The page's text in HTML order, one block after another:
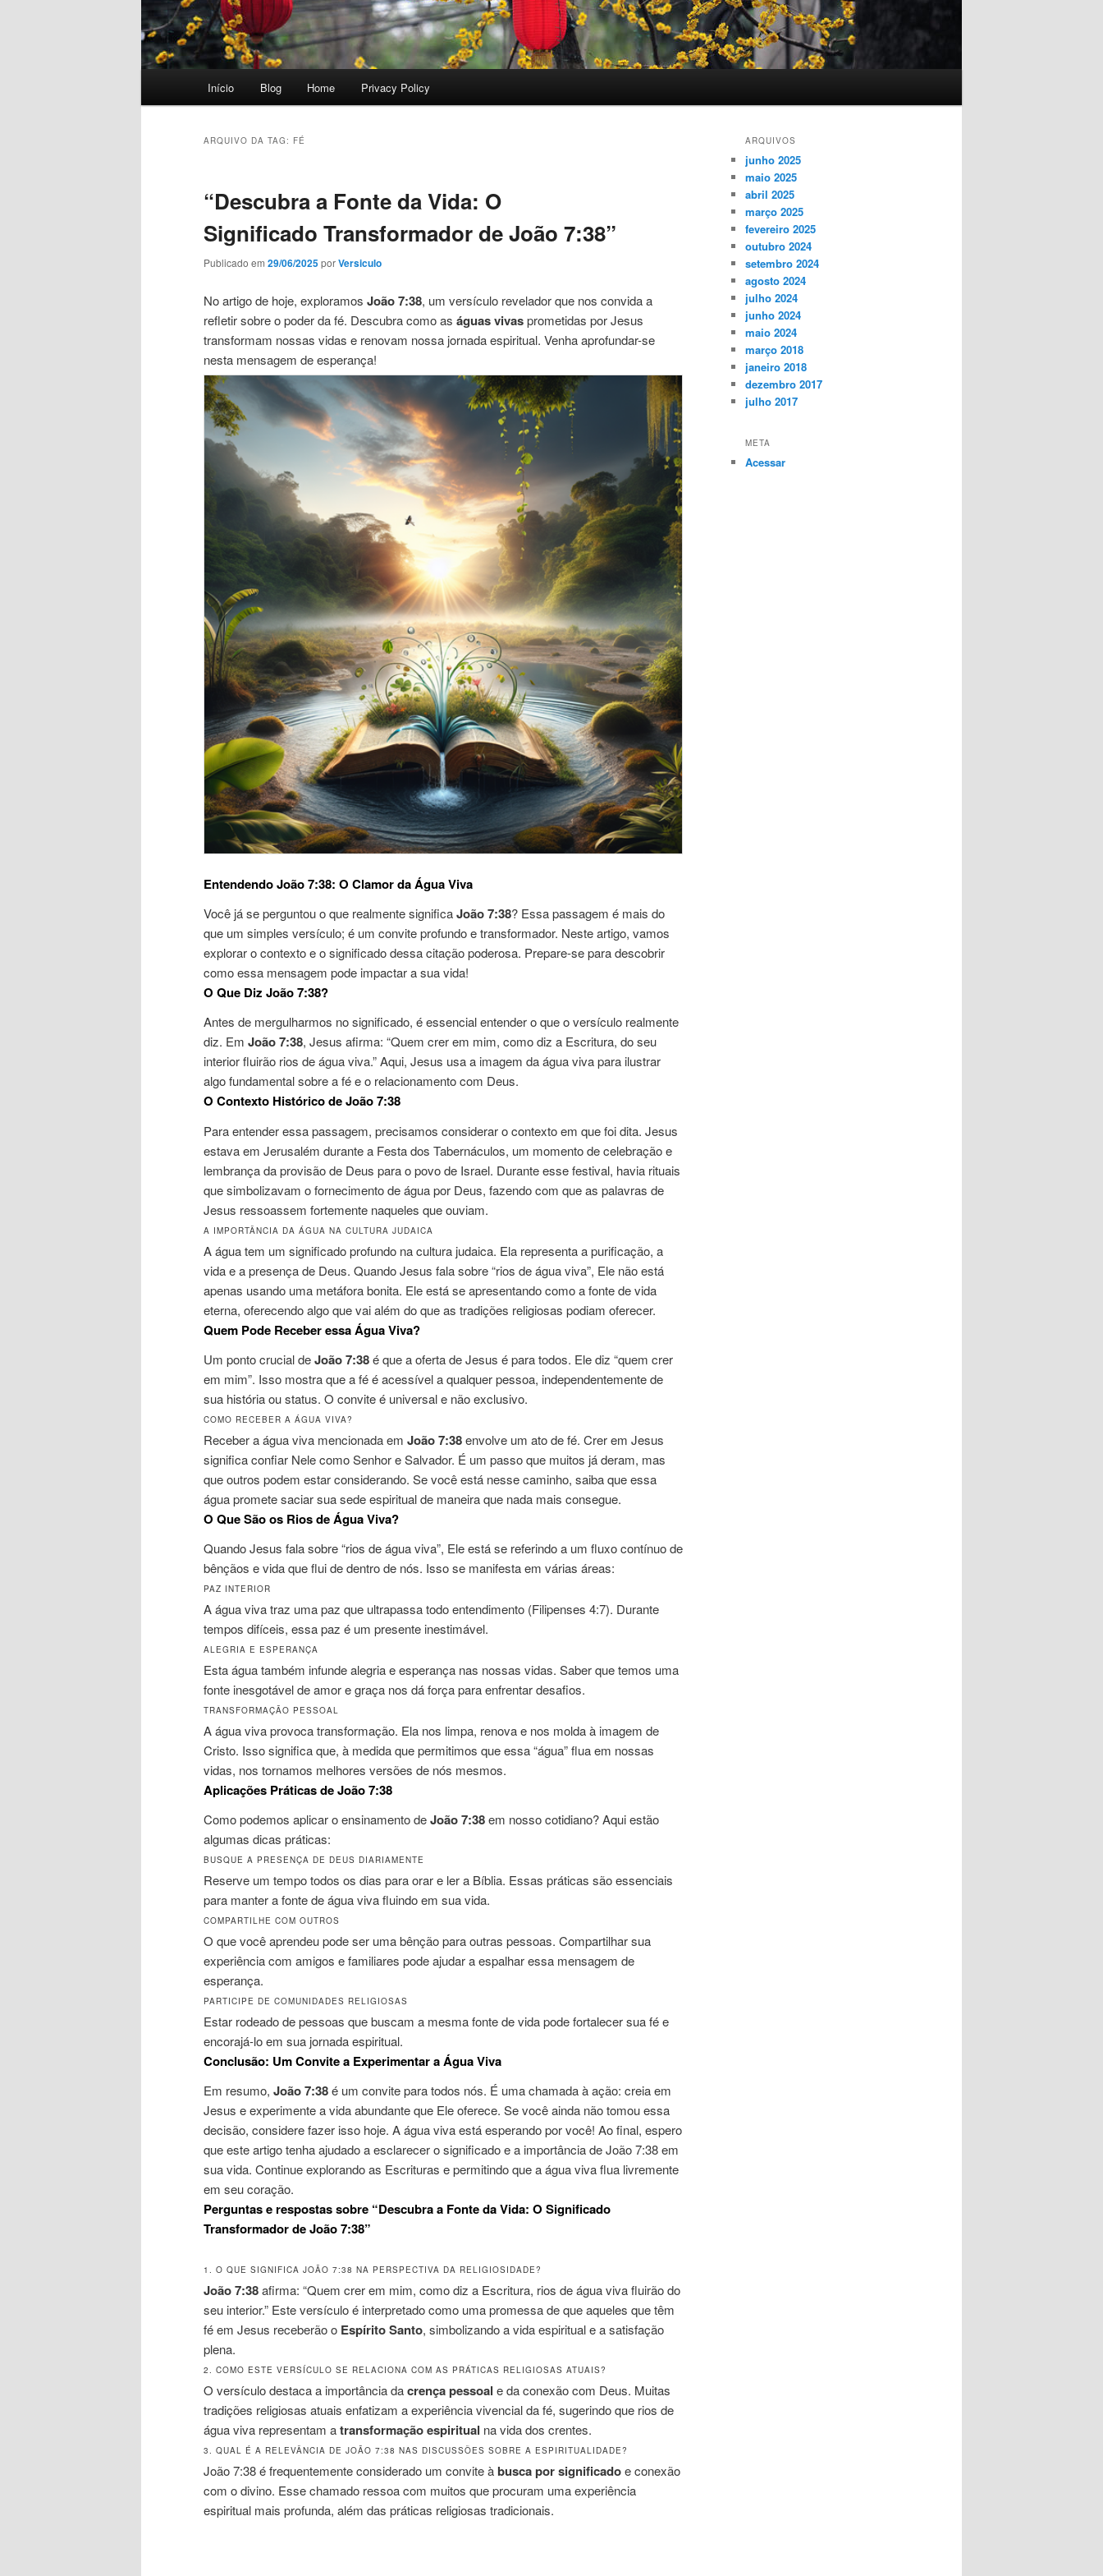
Início Blog Home Privacy Policy
ARQUIVO DA TAG: FÉ
“Descubra a Fonte da Vida: O
Significado Transformador de João 7:38”
Publicado em 29/06/2025porVersiculo
No artigo de hoje, exploramos João 7:38, um versículo revelador que nos convida a
refletir sobre o poder da fé. Descubra como as águas vivasprometidas por Jesus
transformam nossas vidas e renovam nossa jornada espiritual. Venha aprofundar-se
nesta mensagem de esperança!
Entendendo João 7:38: O Clamor da Água Viva
Você já se perguntou o que realmente significaJoão 7:38? Essa passagem é mais do
que um simples versículo; é um convite profundo e transformador. Neste artigo, vamos
explorar o contexto e o significado dessa citação poderosa. Prepare-se para descobrir
como essa mensagem pode impactar a sua vida!
O Que Diz João 7:38?
Antes de mergulharmos no significado, é essencial entender o que o versículo realmente
diz. Em João 7:38, Jesus afirma: “Quem crer em mim, como diz a Escritura, do seu
interior fluirão rios de água viva.” Aqui, Jesus usa a imagem da água viva para ilustrar
algo fundamental sobre a fé e o relacionamento com Deus.
O Contexto Histórico de João 7:38
Para entender essa passagem, precisamos considerar o contexto em que foi dita. Jesus
estava em Jerusalém durante a Festa dos Tabernáculos, um momento de celebração e
lembrança da provisão de Deus para o povo de Israel. Durante esse festival, havia rituais
que simbolizavam o fornecimento de água por Deus, fazendo com que as palavras de
Jesus ressoassem fortemente naqueles que ouviam.
A IMPORTÂNCIA DA ÁGUA NA CULTURA JUDAICA
A água tem um significado profundo na cultura judaica. Ela representa a purificação, a
vida e a presença de Deus. Quando Jesus fala sobre “rios de água viva”, Ele não está
apenas usando uma metáfora bonita. Ele está se apresentando como a fonte de vida
eterna, oferecendo algo que vai além do que as tradições religiosas podiam oferecer.
Quem Pode Receber essa Água Viva?
Um ponto crucial deJoão 7:38é que a oferta de Jesus é para todos. Ele diz “quem crer
em mim”. Isso mostra que a fé é acessível a qualquer pessoa, independentemente de
sua história ou status. O convite é universal e não exclusivo.
COMO RECEBER A ÁGUA VIVA?
Receber a água viva mencionada em João 7:38envolve um ato de fé. Crer em Jesus
significa confiar Nele como Senhor e Salvador. É um passo que muitos já deram, mas
que outros podem estar considerando. Se você está nesse caminho, saiba que essa
água promete saciar sua sede espiritual de maneira que nada mais consegue.
O Que São os Rios de Água Viva?
Quando Jesus fala sobre “rios de água viva”, Ele está se referindo a um fluxo contínuo de
bênçãos e vida que flui de dentro de nós. Isso se manifesta em várias áreas:
PAZ INTERIOR
A água viva traz uma paz que ultrapassa todo entendimento (Filipenses 4:7). Durante
tempos difíceis, essa paz é um presente inestimável.
ALEGRIA E ESPERANÇA
Esta água também infunde alegria e esperança nas nossas vidas. Saber que temos uma
fonte inesgotável de amor e graça nos dá força para enfrentar desafios.
TRANSFORMAÇÃO PESSOAL
A água viva provoca transformação. Ela nos limpa, renova e nos molda à imagem de
Cristo. Isso significa que, à medida que permitimos que essa “água” flua em nossas
vidas, nos tornamos melhores versões de nós mesmos.
Aplicações Práticas de João 7:38
Como podemos aplicar o ensinamento deJoão 7:38em nosso cotidiano? Aqui estão
algumas dicas práticas:
BUSQUE A PRESENÇA DE DEUS DIARIAMENTE
Reserve um tempo todos os dias para orar e ler a Bíblia. Essas práticas são essenciais
para manter a fonte de água viva fluindo em sua vida.
COMPARTILHE COM OUTROS
O que você aprendeu pode ser uma bênção para outras pessoas. Compartilhar sua
experiência com amigos e familiares pode ajudar a espalhar essa mensagem de
esperança.
PARTICIPE DE COMUNIDADES RELIGIOSAS
Estar rodeado de pessoas que buscam a mesma fonte de vida pode fortalecer sua fé e
encorajá-lo em sua jornada espiritual.
Conclusão: Um Convite a Experimentar a Água Viva
Em resumo, João 7:38é um convite para todos nós. É uma chamada à ação: creia em
Jesus e experimente a vida abundante que Ele oferece. Se você ainda não tomou essa
decisão, considere fazer isso hoje. A água viva está esperando por você! Ao final, espero
que este artigo tenha ajudado a esclarecer o significado e a importância de João 7:38 em
sua vida. Continue explorando as Escrituras e permitindo que a água viva flua livremente
em seu coração.
Perguntas e respostas sobre “Descubra a Fonte da Vida: O Significado
Transformador de João 7:38”
1. O QUE SIGNIFICA JOÃO 7:38 NA PERSPECTIVA DA RELIGIOSIDADE?
João 7:38afirma: “Quem crer em mim, como diz a Escritura, rios de água viva fluirão do
seu interior.” Este versículo é interpretado como uma promessa de que aqueles que têm
fé em Jesus receberão o Espírito Santo, simbolizando a vida espiritual e a satisfação
plena.
2. COMO ESTE VERSÍCULO SE RELACIONA COM AS PRÁTICAS RELIGIOSAS ATUAIS?
O versículo destaca a importância dacrença pessoal e da conexão com Deus. Muitas
tradições religiosas atuais enfatizam a experiência vivencial da fé, sugerindo que rios de
água viva representam atransformação espiritual na vida dos crentes.
3. QUAL É A RELEVÂNCIA DE JOÃO 7:38 NAS DISCUSSÕES SOBRE A ESPIRITUALIDADE?
João 7:38 é frequentemente considerado um convite àbusca por significadoe conexão
com o divino. Esse chamado ressoa com muitos que procuram uma experiência
espiritual mais profunda, além das práticas religiosas tradicionais.
ARQUIVOS
junho 2025
maio 2025
abril 2025
março 2025
fevereiro 2025
outubro 2024
setembro 2024
agosto 2024
julho 2024
junho 2024
maio 2024
março 2018
janeiro 2018
dezembro 2017
julho 2017
META
Acessar